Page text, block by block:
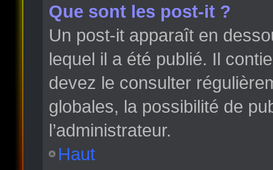
Que sont les post-it ?
Un post-it apparaît en
lequel il a été publié. Il
devez le consulter
globales, la possibilité de
l’administrateur.
Haut